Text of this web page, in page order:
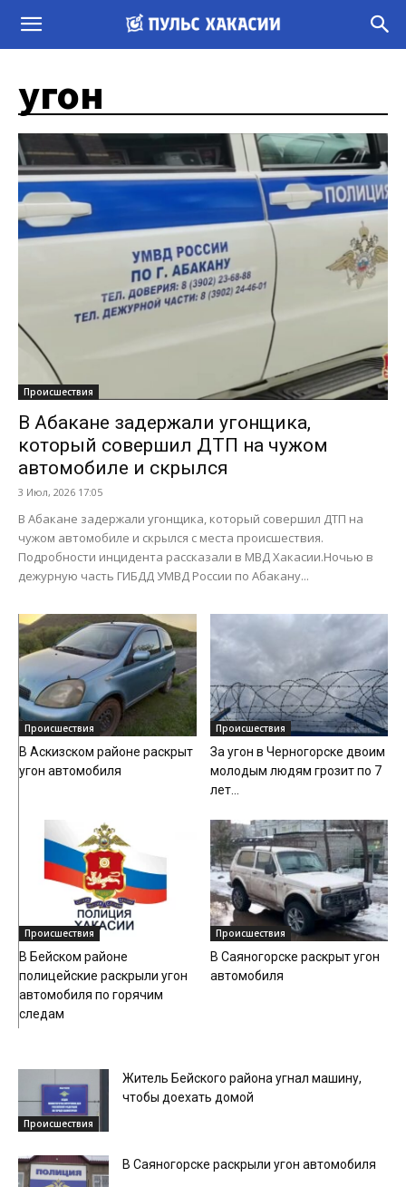
угон
Происшествия
В Абакане задержали угонщика,
который совершил ДТП на чужом
автомобиле и скрылся
3 Июл, 2026 17:05
В Абакане задержали угонщика, который совершил ДТП на
чужом автомобиле и скрылся с места происшествия.
Подробности инцидента рассказали в МВД Хакасии.Ночью в
дежурную часть ГИБДД УМВД России по Абакану...
Происшествия
В Аскизском районе раскрыт
угон автомобиля
Происшествия
За угон в Черногорске двоим
молодым людям грозит по 7
лет...
Происшествия
В Бейском районе
полицейские раскрыли угон
автомобиля по горячим
следам
Происшествия
В Саяногорске раскрыт угон
автомобиля
Происшествия
Житель Бейского района угнал машину,
чтобы доехать домой
В Саяногорске раскрыли угон автомобиля